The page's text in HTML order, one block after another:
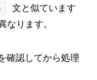
文と似ています
なります。
確認してから処理